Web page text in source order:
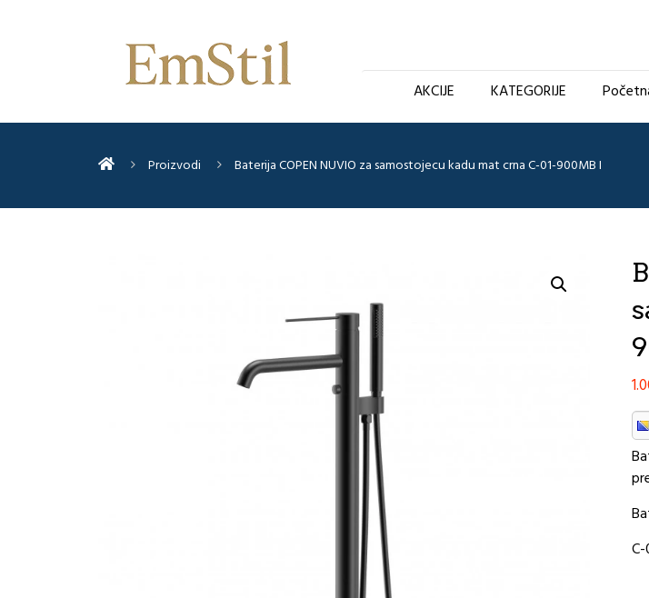
AKCIJE KATEGORIJE
Proizvodi Baterija COPEN NUVIO za samostojecu kadu mat crna C-01-900MB I